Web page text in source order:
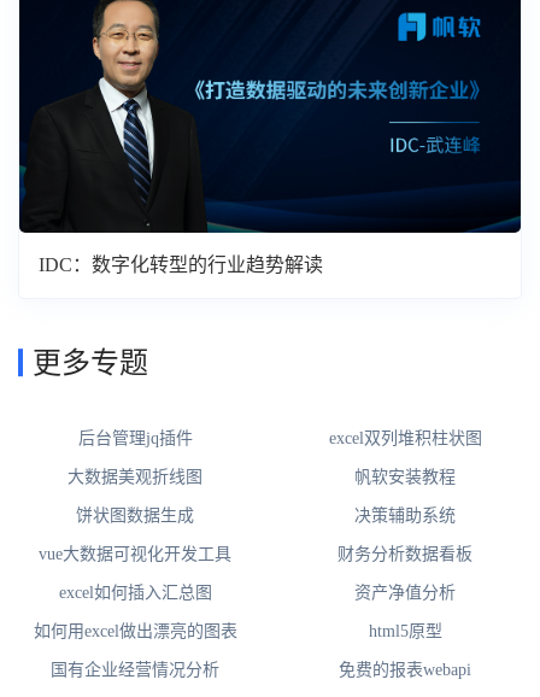
IDC：数字化转型的行业趋势解读
更多专题
后台管理jq插件 excel双列堆积柱状图
大数据美观折线图 帆软安装教程
饼状图数据生成 决策辅助系统
vue大数据可视化开发工具 财务分析数据看板
excel如何插入汇总图 资产净值分析
如何用excel做出漂亮的图表 html5原型
国有企业经营情况分析 免费的报表webapi